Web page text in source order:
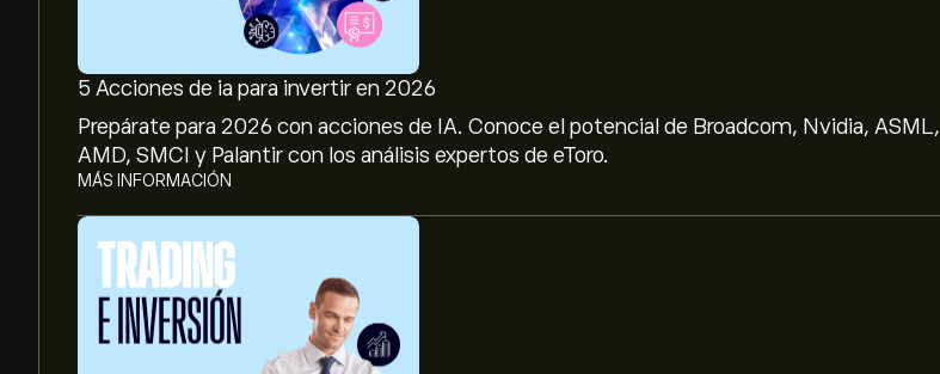
5 Acciones de ia para invertir en 2026
Prepárate para 2026 con acciones de IA. Conoce el potencial de Broadcom, Nvidia, ASML,
AMD, SMCI y Palantir con los análisis expertos de eToro.
MÁS INFORMACIÓN
El precio actual de las acciones de GBLB.BR es de 78.25‎€‎.